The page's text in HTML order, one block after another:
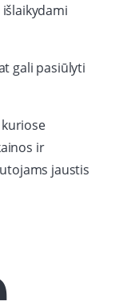
gali pasiūlyti
ir
jaustis